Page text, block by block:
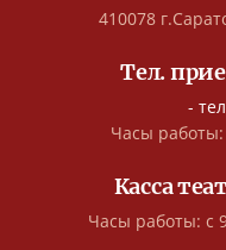
410078
Тел.
-
Часы работы:
Касса
Часы работы: с